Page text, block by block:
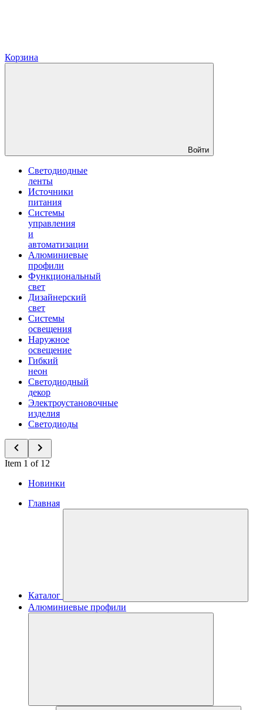
Корзина
Войти
Светодиодные
ленты
Источники
питания
Системы
управления
и
автоматизации
Алюминиевые
профили
Функциональный
свет
Дизайнерский
свет
Системы
освещения
Наружное
освещение
Гибкий
неон
Светодиодный
декор
Электроустановочные
изделия
Светодиоды
Item 1 of 12
Новинки
Главная
Каталог
Алюминиевые профили